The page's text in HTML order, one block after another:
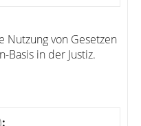
Nutzung von Gesetzen
Basis in der Justiz.
: